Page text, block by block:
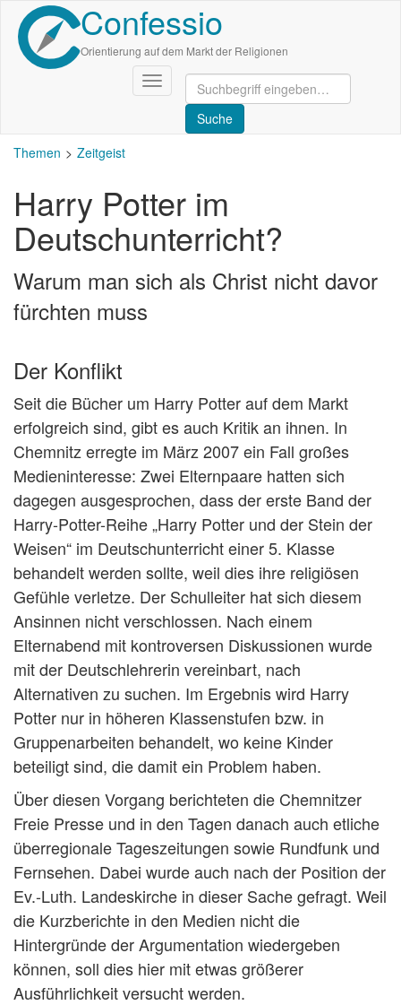
Direkt
zum
Inhalt
Confessio
Orientierung auf dem Markt der Religionen
Navigation
aktivieren/deaktivieren
Themen Zeitgeist
Harry Potter im
Deutschunterricht?
Warum man sich als Christ nicht davor
fürchten muss
Der Konflikt
Seit die Bücher um Harry Potter auf dem Markt
erfolgreich sind, gibt es auch Kritik an ihnen. In
Chemnitz erregte im März 2007 ein Fall großes
Medieninteresse: Zwei Elternpaare hatten sich
dagegen ausgesprochen, dass der erste Band der
Harry-Potter-Reihe „Harry Potter und der Stein der
Weisen“ im Deutschunterricht einer 5. Klasse
behandelt werden sollte, weil dies ihre religiösen
Gefühle verletze. Der Schulleiter hat sich diesem
Ansinnen nicht verschlossen. Nach einem
Elternabend mit kontroversen Diskussionen wurde
mit der Deutschlehrerin vereinbart, nach
Alternativen zu suchen. Im Ergebnis wird Harry
Potter nur in höheren Klassenstufen bzw. in
Gruppenarbeiten behandelt, wo keine Kinder
beteiligt sind, die damit ein Problem haben.
Über diesen Vorgang berichteten die Chemnitzer
Freie Presse und in den Tagen danach auch etliche
überregionale Tageszeitungen sowie Rundfunk und
Fernsehen. Dabei wurde auch nach der Position der
Ev.-Luth. Landeskirche in dieser Sache gefragt. Weil
die Kurzberichte in den Medien nicht die
Hintergründe der Argumentation wiedergeben
können, soll dies hier mit etwas größerer
Ausführlichkeit versucht werden.